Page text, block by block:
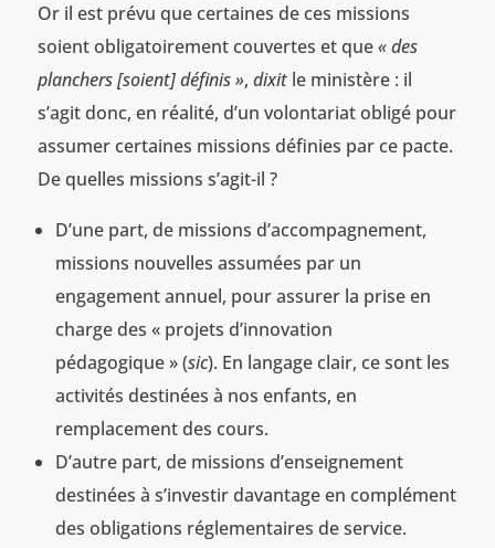
Or il est prévu que certaines de ces missions
soient obligatoirement couvertes et que« des
planchers [soient] définis », dixitle ministère : il
s’agit donc, en réalité, d’un volontariat obligé pour
assumer certaines missions définies par ce pacte.
De quelles missions s’agit-il ?
D’une part, de missions d’accompagnement,
missions nouvelles assumées par un
engagement annuel, pour assurer la prise en
charge des « projets d’innovation
pédagogique » (sic). En langage clair, ce sont les
activités destinées à nos enfants, en
remplacement des cours.
D’autre part, de missions d’enseignement
destinées à s’investir davantage en complément
des obligations réglementaires de service.